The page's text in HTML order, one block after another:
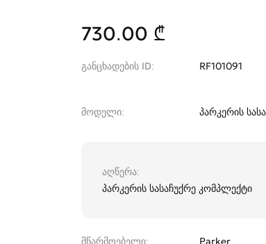
730.00 ₾
განცხადების ID RF101091
მოდელი პარკერის
აღწერა
პარკერის სასაჩუქრე კომპლექტი
მწარმოებელი Parker